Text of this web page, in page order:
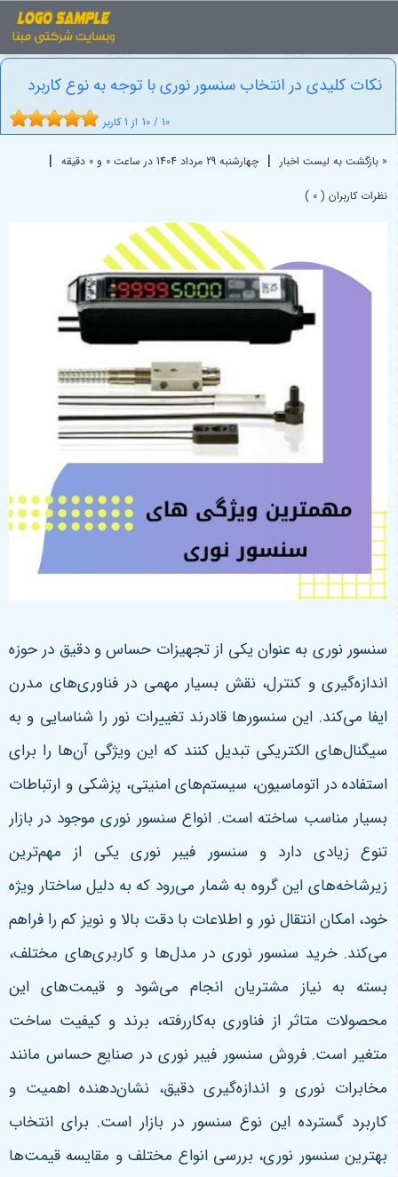
نکات کلیدی در انتخاب سنسور نوری با توجه ...
نکات کلیدی در انتخاب سنسور نوری با توجه به نوع کاربرد
10 / 10 از 1 کاربر
« بازگشت به لیست اخبار | چهارشنبه 29 مرداد 1404 در ساعت 0 و 0 دقیقه |
نظرات کاربران ( 0 )
سنسور نوری به عنوان یکی از تجهیزات حساس و دقیق در حوزه
اندازه‌گیری و کنترل، نقش بسیار مهمی در فناوری‌های مدرن
ایفا می‌کند. این سنسورها قادرند تغییرات نور را شناسایی و به
سیگنال‌های الکتریکی تبدیل کنند که این ویژگی آن‌ها را برای
استفاده در اتوماسیون، سیستم‌های امنیتی، پزشکی و ارتباطات
بسیار مناسب ساخته است. انواع سنسور نوری موجود در بازار
تنوع زیادی دارد و سنسور فیبر نوری یکی از مهم‌ترین
زیرشاخه‌های این گروه به شمار می‌رود که به دلیل ساختار ویژه
خود، امکان انتقال نور و اطلاعات با دقت بالا و نویز کم را فراهم
می‌کند. خرید سنسور نوری در مدل‌ها و کاربری‌های مختلف،
بسته به نیاز مشتریان انجام می‌شود و قیمت‌های این
محصولات متاثر از فناوری به‌کاررفته، برند و کیفیت ساخت
متغیر است. فروش سنسور فیبر نوری در صنایع حساس مانند
مخابرات نوری و اندازه‌گیری دقیق، نشان‌دهنده اهمیت و
کاربرد گسترده این نوع سنسور در بازار است. برای انتخاب
بهترین سنسور نوری، بررسی انواع مختلف و مقایسه قیمت‌ها